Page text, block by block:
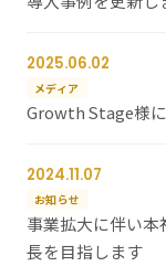
2025.06.02
メディア
Growth Stage様
2024.11.07
お知らせ
事業拡大に伴い
長を目指します